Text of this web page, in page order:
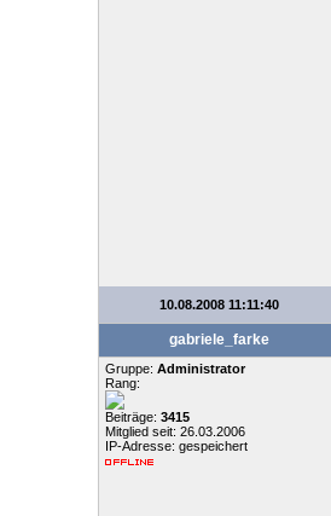
10.08.2008 11:11:40
gabriele_farke
Gruppe: Administrator
Rang:
Beiträge: 3415
Mitglied seit: 26.03.2006
IP-Adresse: gespeichert